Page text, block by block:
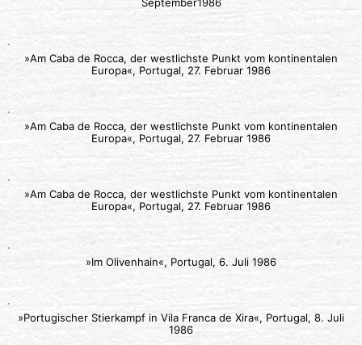
»Am Caba de Rocca, der westlichste Punkt vom kontinentalen
Europa«, Portugal, 27. Februar 1986
»Am Caba de Rocca, der westlichste Punkt vom kontinentalen
Europa«, Portugal, 27. Februar 1986
»Am Caba de Rocca, der westlichste Punkt vom kontinentalen
Europa«, Portugal, 27. Februar 1986
»Im Olivenhain«, Portugal, 6. Juli 1986
»Portugischer Stierkampf in Vila Franca de Xira«, Portugal, 8. Juli
1986